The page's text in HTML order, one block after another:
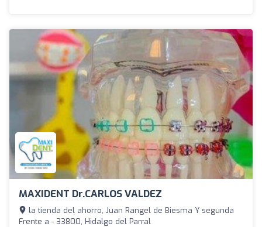
MAXIDENT Dr.CARLOS VALDEZ
la tienda del ahorro, Juan Rangel de Biesma Y segunda
Frente a - 33800, Hidalgo del Parral